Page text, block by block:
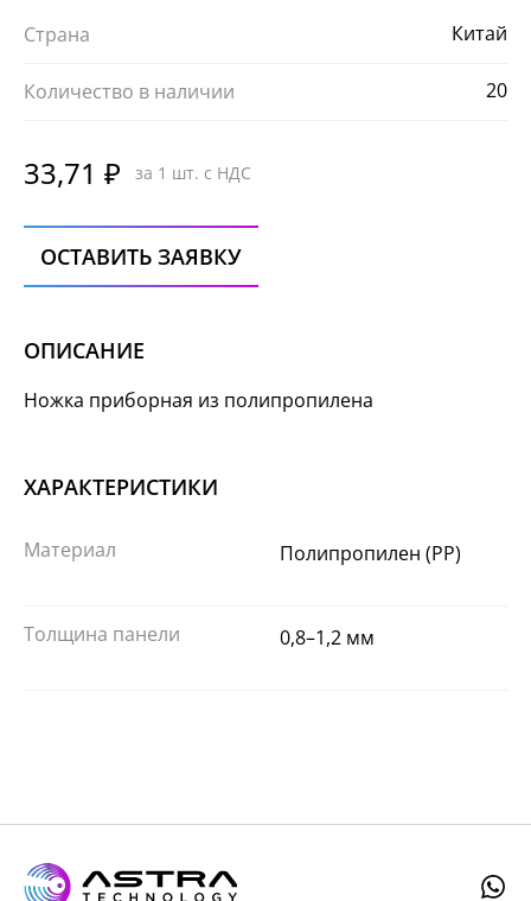
Страна Китай
Количество в наличии 20
33,71 ₽ за 1 шт. с НДС
ОСТАВИТЬ ЗАЯВКУ
ОПИСАНИЕ
Ножка приборная из полипропилена
ХАРАКТЕРИСТИКИ
Материал Полипропилен (PP)
Толщина панели 0,8–1,2 мм